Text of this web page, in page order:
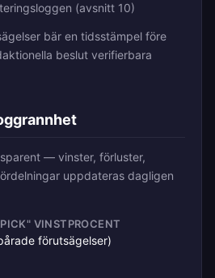
(avsnitt 10)
bär en tidsstämpel före
beslut verifierbara
— vinster, förluster,
uppdateras dagligen
VINSTPROCENT
förutsägelser)